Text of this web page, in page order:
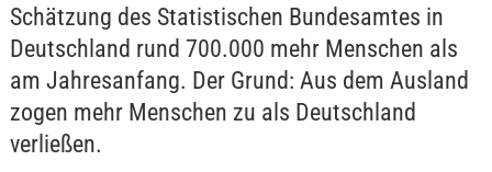
Schätzung des Statistischen Bundesamtes in
Deutschland rund 700.000 mehr Menschen als
am Jahresanfang. Der Grund: Aus dem Ausland
zogen mehr Menschen zu als Deutschland
verließen.